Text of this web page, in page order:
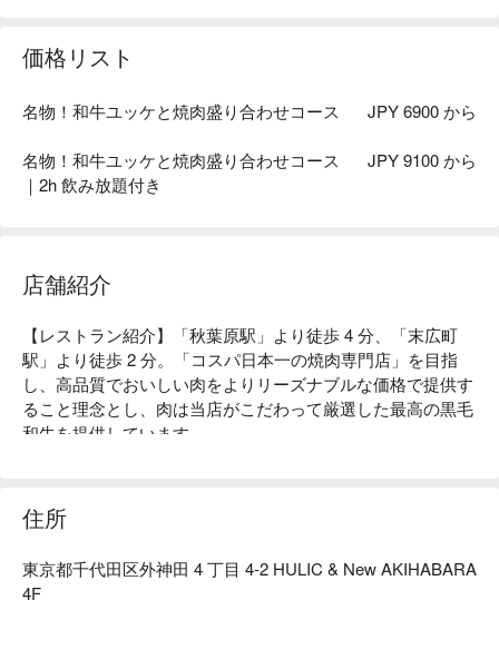
価格リスト
名物！和牛ユッケと焼肉盛り合わせコース JPY 6900 から
名物！和牛ユッケと焼肉盛り合わせコース
｜2h 飲み放題付き
JPY 9100 から
店舗紹介
【レストラン紹介】「秋葉原駅」より徒歩 4 分、「末広町
駅」より徒歩 2 分。「コスパ日本一の焼肉専門店」を目指
し、高品質でおいしい肉をよりリーズナブルな価格で提供す
ること理念とし、肉は当店がこだわって厳選した最高の黒毛
和牛を提供しています。
【店内雰囲気】広いテーブルで全卓ロースター完備。様々な
シーンで利用できるカジュアル & オシャレな空間にて和牛焼
住所
東京都千代田区外神田 4 丁目 4-2 HULIC & New AKIHABARA
4F